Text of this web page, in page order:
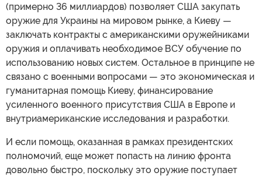
(примерно 36 миллиардов) позволяет США закупать
оружие для Украины на мировом рынке, а Киеву —
заключать контракты с американскими оружейниками
оружия и оплачивать необходимое ВСУ обучение по
использованию новых систем. Остальное в принципе не
связано с военными вопросами — это экономическая и
гуманитарная помощь Киеву, финансирование
усиленного военного присутствия США в Европе и
внутриамериканские исследования и разработки.
И если помощь, оказанная в рамках президентских
полномочий, еще может попасть на линию фронта
довольно быстро, поскольку это оружие поступает